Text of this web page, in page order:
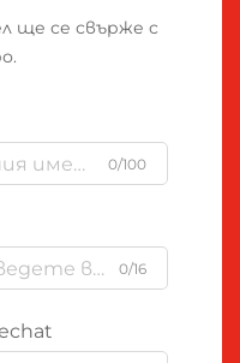
ще се свърже с
0/100
0/16